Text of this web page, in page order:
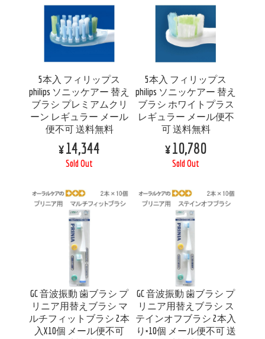
5本入 フィリップス
philips ソニッケアー 替え
ブラシ プレミアムクリ
ーン レギュラー メール
便不可 送料無料
¥14,344
Sold Out
5本入 フィリップス
philips ソニッケアー 替え
ブラシ ホワイトプラス
レギュラー メール便不
可 送料無料
¥10,780
Sold Out
GC 音波振動 歯ブラシ プ
リニア用替えブラシ マ
ルチフィットブラシ 2本
入X10個 メール便不可
GC 音波振動 歯ブラシ プ
リニア用替えブラシ ス
テインオフブラシ 2本入
り×10個 メール便不可 送